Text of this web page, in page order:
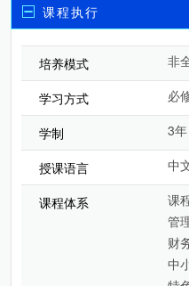
课程执行
培养模式 非
学习方式 必
学制 3年
授课语言 中
课程体系
课
管
财
中